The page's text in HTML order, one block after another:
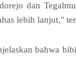
dan
lebih lanjut,"
bahwa